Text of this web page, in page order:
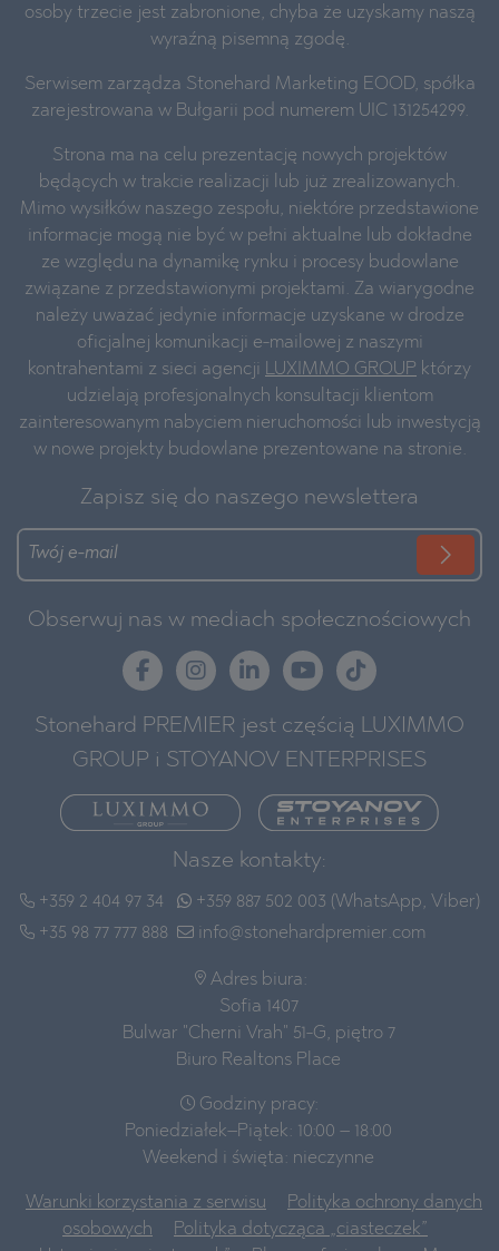
osoby trzecie jest zabronione, chyba że uzyskamy naszą
wyraźną pisemną zgodę.
Serwisem zarządza Stonehard Marketing EOOD, spółka
zarejestrowana w Bułgarii pod numerem UIC 131254299.
Strona ma na celu prezentację nowych projektów
będących w trakcie realizacji lub już zrealizowanych.
Mimo wysiłków naszego zespołu, niektóre przedstawione
informacje mogą nie być w pełni aktualne lub dokładne
ze względu na dynamikę rynku i procesy budowlane
związane z przedstawionymi projektami. Za wiarygodne
należy uważać jedynie informacje uzyskane w drodze
oficjalnej komunikacji e-mailowej z naszymi
kontrahentami z sieci agencji LUXIMMO GROUP którzy
udzielają profesjonalnych konsultacji klientom
zainteresowanym nabyciem nieruchomości lub inwestycją
w nowe projekty budowlane prezentowane na stronie.
Zapisz się do naszego newslettera
Obserwuj nas w mediach społecznościowych
Stonehard PREMIER jest częścią LUXIMMO
GROUP i STOYANOV ENTERPRISES
Nasze kontakty:
+359 2 404 97 34
+35 98 77 777 888
+359 887 502 003 (WhatsApp, Viber)
info@stonehardpremier.com
Adres biura:
Sofia 1407
Bulwar "Cherni Vrah" 51-G, piętro 7
Biuro Realtons Place
Godziny pracy:
Poniedziałek–Piątek: 10:00 – 18:00
Weekend i święta: nieczynne
Warunki korzystania z serwisu
Polityka ochrony danych
osobowych
Polityka dotycząca „ciasteczek”